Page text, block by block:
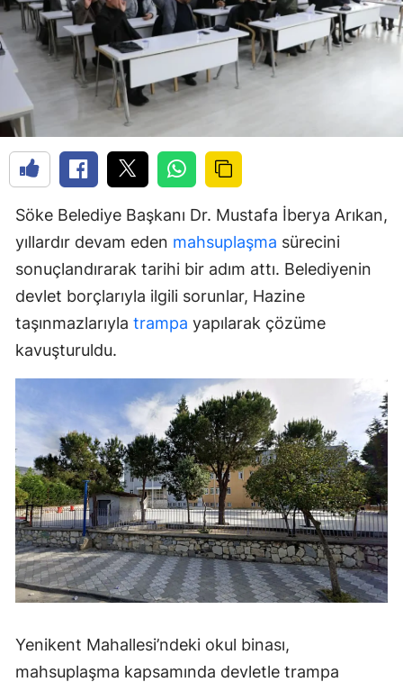
Söke Belediye Başkanı Dr. Mustafa İberya Arıkan,
yıllardır devam eden mahsuplaşma sürecini
sonuçlandırarak tarihi bir adım attı. Belediyenin
devlet borçlarıyla ilgili sorunlar, Hazine
taşınmazlarıyla trampa yapılarak çözüme
kavuşturuldu.
Yenikent Mahallesi’ndeki okul binası,
mahsuplaşma kapsamında devletle trampa